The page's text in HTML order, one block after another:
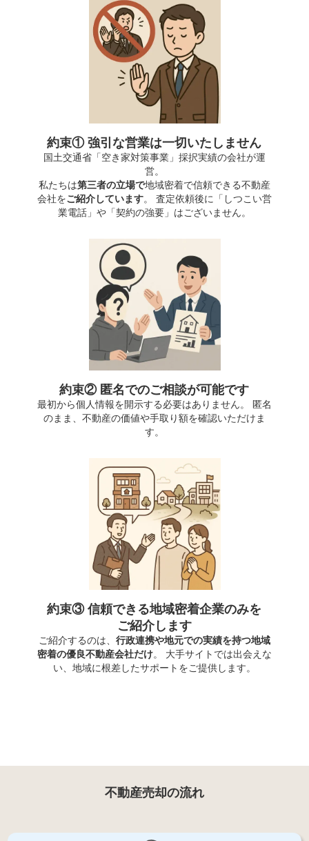
約束① 強引な営業は一切いたしません
国土交通省「空き家対策事業」採択実績の会社が運
営。
私たちは第三者の立場で地域密着で信頼できる不動産
会社をご紹介しています。 査定依頼後に「しつこい営
業電話」や「契約の強要」はございません。
約束② 匿名でのご相談が可能です
最初から個人情報を開示する必要はありません。 匿名
のまま、不動産の価値や手取り額を確認いただけま
す。
約束③ 信頼できる地域密着企業のみを
ご紹介します
ご紹介するのは、 行政連携や地元での実績を持つ地域
密着の優良不動産会社だけ。 大手サイトでは出会えな
い、地域に根差したサポートをご提供します。
不動産売却の流れ